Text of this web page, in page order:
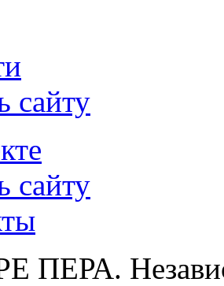
сайту
сайту
ПЕРА.